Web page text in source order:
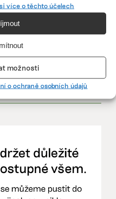
více o těchto účelech
možnosti
o ochraně osobních údajů
v oblasti